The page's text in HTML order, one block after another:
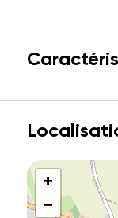
+
−